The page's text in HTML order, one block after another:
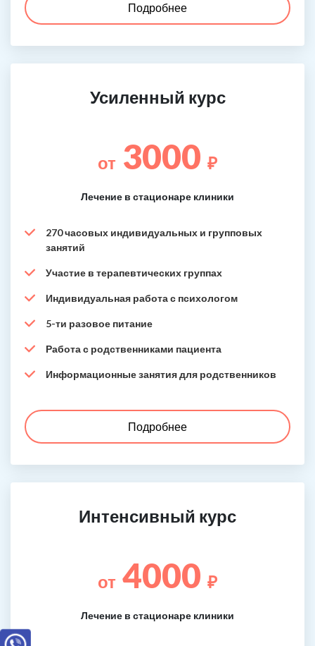
Подробнее
Усиленный курс
от 3000 ₽
Лечение в стационаре клиники
270 часовых индивидуальных и групповых
занятий
Участие в терапевтических группах
Индивидуальная работа с психологом
5-ти разовое питание
Работа с родственниками пациента
Информационные занятия для родственников
Подробнее
Интенсивный курс
от 4000 ₽
Лечение в стационаре клиники